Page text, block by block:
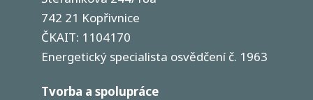
742 21 Kopřivnice
ČKAIT: 1104170
Energetický specialista osvědčení č. 1963
Tvorba a spolupráce